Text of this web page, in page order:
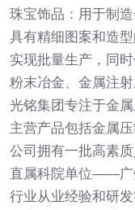
珠宝饰品：用于制
具有精细图案和造
实现批量生产，同
粉末冶金、金属注
光铭集团专注于金
主营产品包括金属
公司拥有一批高素
直属科院单位——广
行业从业经验和研